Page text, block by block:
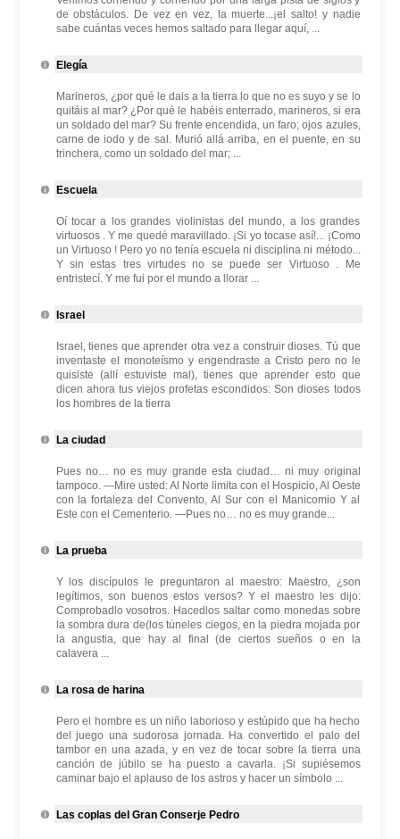
de obstáculos. De vez en vez, la muerte...¡el salto! y nadie
sabe cuántas veces hemos saltado para llegar aquí, ...
Elegía
Marineros, ¿por qué le dais a la tierra lo que no es suyo y se lo
quitáis al mar? ¿Por qué le habéis enterrado, marineros, si era
un soldado del mar? Su frente encendida, un faro; ojos azules,
carne de iodo y de sal. Murió allá arriba, en el puente, en su
trinchera, como un soldado del mar; ...
Escuela
Oí tocar a los grandes violinistas del mundo, a los grandes
virtuosos . Y me quedé maravillado. ¡Si yo tocase así!... ¡Como
un Virtuoso ! Pero yo no tenía escuela ni disciplina ni método...
Y sin estas tres virtudes no se puede ser Virtuoso . Me
entristecí. Y me fui por el mundo a llorar ...
Israel
Israel, tienes que aprender otra vez a construir dioses. Tú que
inventaste el monoteísmo y engendraste a Cristo pero no le
quisiste (allí estuviste mal), tienes que aprender esto que
dicen ahora tus viejos profetas escondidos: Son dioses todos
los hombres de la tierra
La ciudad
Pues no… no es muy grande esta ciudad… ni muy original
tampoco. —Mire usted: Al Norte limita con el Hospicio, Al Oeste
con la fortaleza del Convento, Al Sur con el Manicomio Y al
Este con el Cementerio. —Pues no… no es muy grande...
La prueba
Y los discípulos le preguntaron al maestro: Maestro, ¿son
legítimos, son buenos estos versos? Y el maestro les dijo:
Comprobadlo vosotros. Hacedlos saltar como monedas sobre
la sombra dura de(los túneles ciegos, en la piedra mojada por
la angustia, que hay al final (de ciertos sueños o en la
calavera ...
La rosa de harina
Pero el hombre es un niño laborioso y estúpido que ha hecho
del juego una sudorosa jornada. Ha convertido el palo del
tambor en una azada, y en vez de tocar sobre la tierra una
canción de júbilo se ha puesto a cavarla. ¡Si supiésemos
caminar bajo el aplauso de los astros y hacer un símbolo ...
Las coplas del Gran Conserje Pedro